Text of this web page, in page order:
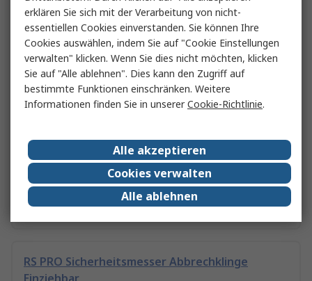
finden Sie eine Übersicht der verschiedenen Not-Aus- und
Endschalter.
Weiterlesen
Verwandte Links
Datenschutzerklärung
Schrauben
RS PRO Sicherheitsmesser Abbrechklinge
erklären Sie sich mit der Verarbeitung von nicht-
essentiellen Cookies einverstanden. Sie können Ihre
Cookies auswählen, indem Sie auf "Cookie Einstellungen
verwalten" klicken. Wenn Sie dies nicht möchten, klicken
Sie auf "Alle ablehnen". Dies kann den Zugriff auf
bestimmte Funktionen einschränken. Weitere
Informationen finden Sie in unsererCookie-Richtlinie.
Alle akzeptieren
Cookies verwalten
Alle ablehnen